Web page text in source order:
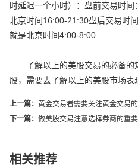
时延迟一个小时）：盘前交易时
北京时间16:00-21:30盘后交易时
就是北京时间4:00-8:00
了解以上的美股交易的必备的
股，需要去了解以上的美股市场表
上一篇： 黄金交易者需要关注黄金交易
下一篇： 做美股交易注意选择券商的重
相关推荐